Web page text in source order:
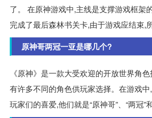
了。 在原神游戏中,主线是支撑游戏框架
完成了最后森林书关卡,由于游戏应结束,
原神哥两冠一亚是哪几个?
《原神》是一款大受欢迎的开放世界角
有许多不同的角色供玩家选择。在游戏
玩家们的喜爱,他们就是“原神哥”、“两冠”和